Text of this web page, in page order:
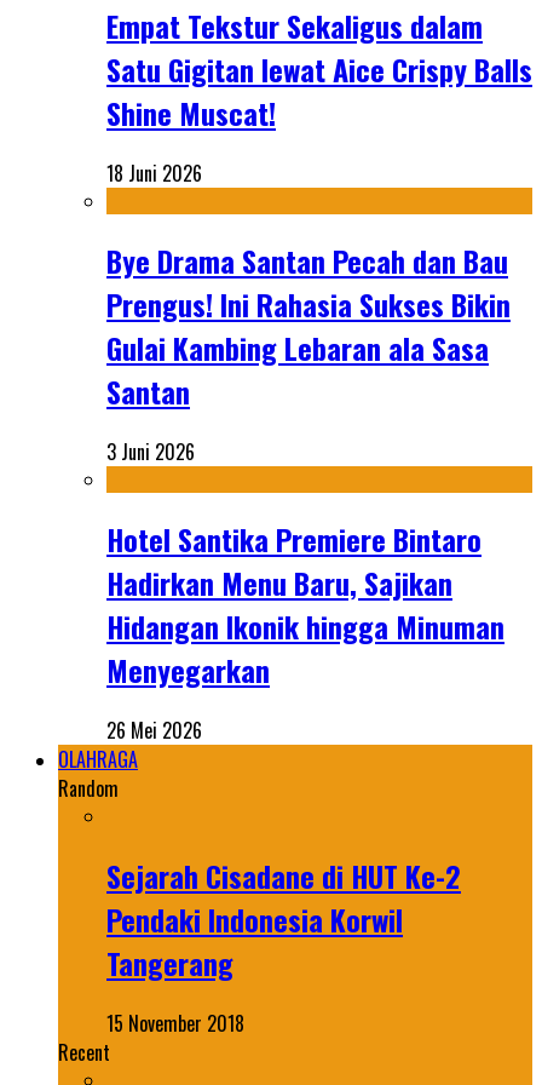
Empat Tekstur Sekaligus dalam
Satu Gigitan lewat Aice Crispy Balls
Shine Muscat!
18 Juni 2026
Bye Drama Santan Pecah dan Bau
Prengus! Ini Rahasia Sukses Bikin
Gulai Kambing Lebaran ala Sasa
Santan
3 Juni 2026
Hotel Santika Premiere Bintaro
Hadirkan Menu Baru, Sajikan
Hidangan Ikonik hingga Minuman
Menyegarkan
26 Mei 2026
OLAHRAGA
Random
Sejarah Cisadane di HUT Ke-2
Pendaki Indonesia Korwil
Tangerang
15 November 2018
Recent